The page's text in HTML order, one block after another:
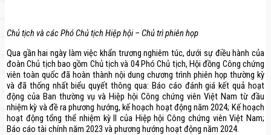
Chủ tịch và các Phó Chủ tịch Hiệp hội – Chủ trì phiên họp
Qua gần hai ngày làm việc khẩn trương nghiêm túc, dưới sự điều hành của
đoàn Chủ tịch bao gồm Chủ tịch và 04 Phó Chủ tịch, Hội đồng Công chứng
viên toàn quốc đã hoàn thành nội dung chương trình phiên họp thường kỳ
và đã thống nhất biểu quyết thông qua: Báo cáo đánh giá kết quả hoạt
động của Ban thường vụ và Hiệp hội Công chứng viên Việt Nam từ đầu
nhiệm kỳ và đề ra phương hướng, kế hoạch hoạt động năm 2024; Kế hoạch
hoạt động tổng thể nhiệm kỳ II của Hiệp hội Công chứng viên Việt Nam;
Báo cáo tài chính năm 2023 và phương hướng hoạt động năm 2024.